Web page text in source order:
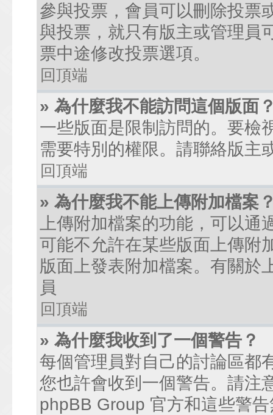
參與投票，會員可以刪除投票
與投票，就只有版主或管理員
票中途修改投票選項。
回頂端
» 為什麼我不能訪問這個版面
一些版面是限制訪問的。要檢
需要特別的權限。請聯絡版主
回頂端
» 為什麼我不能上傳附加檔案
上傳附加檔案的功能，可以
可能不允許在某些版面上傳附
版面上發表附加檔案。有關於
員
回頂端
» 為什麼我收到了一個警告？
每個管理員對自己的討論區都
您也許會收到一個警告。請注
phpBB Group 官方和這些警